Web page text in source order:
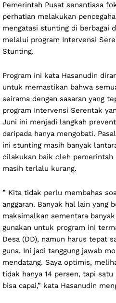
Pemerintah Pusat senantiasa
perhatian melakukan
mengatasi stunting di berbagai
melalui program Intervensi
Stunting.
Program ini kata Hasanudin
untuk memastikan bahwa
seirama dengan sasaran yang
program Intervensi Serentak
Juni ini menjadi langkah
daripada hanya mengobati.
ini stunting masih banyak
dilakukan baik oleh pemerintah
masih terlalu kurang.
” Kita tidak perlu membahas
anggaran. Banyak hal lain yang
maksimalkan sementara
gunakan untuk program ini
Desa (DD), namun harus tepat
guna. Ini jadi tanggung jawab
mendatang. Saya optimis,
tidak hanya 14 persen, tapi
bisa capai,” kata Hasanudin